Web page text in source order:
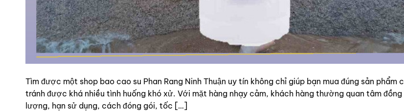
Tìm được một shop bao cao su Phan Rang Ninh Thuận uy tín không chỉ giúp bạn mua đúng sản phẩm
tránh được khá nhiều tình huống khó xử. Với mặt hàng nhạy cảm, khách hàng thường quan tâm
lượng, hạn sử dụng, cách đóng gói, tốc […]